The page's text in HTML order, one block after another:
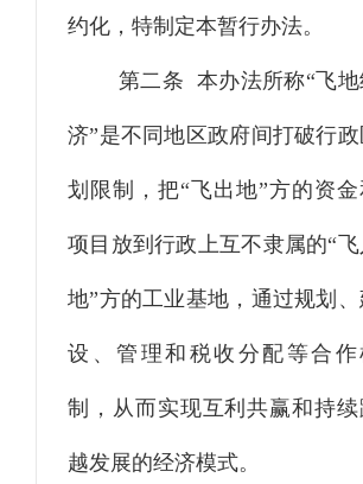
约化 ，特制定本暂行办法。
第二条 本办法所称“飞
济”是不同地区政府间打破行政
划限制，把“飞出地”方的资金
项目放到行政上互不隶属的“飞
地”方的工业基地，通过规划、
设、管理和税收分配等合作
制，从而实现互利共赢和持续
越发展的经济模式。